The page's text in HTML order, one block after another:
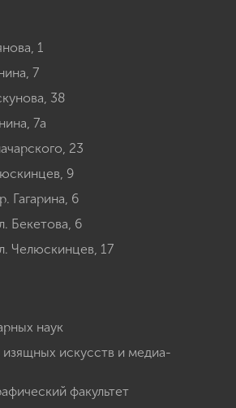
1
7
38
7а
23
9
Гагарина, 6
Бекетова, 6
Челюскинцев, 17
наук
изящных искусств и медиа-
факультет